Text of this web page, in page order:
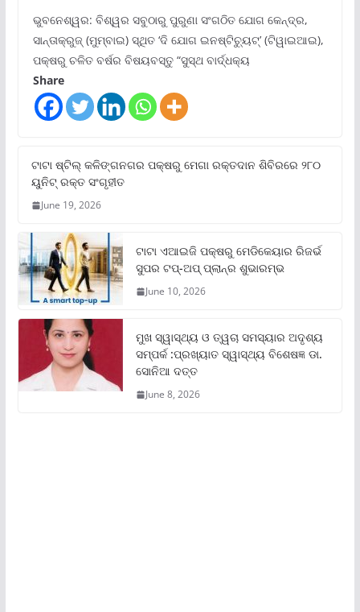
ଭୁବନେଶ୍ୱର: ବିଶ୍ୱର ସବୁଠାରୁ ପୁରୁଣା ସଂଗଠିତ ଯୋଗ କେନ୍ଦ୍ର,
ସାନ୍ତାକ୍ରୁଜ୍ (ମୁମ୍ବାଇ) ସ୍ଥିତ ‘ଦି ଯୋଗ ଇନଷ୍ଟିଚ୍ୟୁଟ୍‌’ (ଟିୱାଇଆଇ),
ପକ୍ଷରୁ ଚଳିତ ବର୍ଷର ବିଷୟବସ୍ତୁ “ସୁସ୍ଥ ବାର୍ଦ୍ଧକ୍ୟ
Share
ଟାଟା ଷ୍ଟିଲ୍‌ କଳିଙ୍ଗନଗର ପକ୍ଷରୁ ମେଗା ରକ୍ତଦାନ ଶିବିରରେ ୨୮୦
ୟୁନିଟ୍‌ ରକ୍ତ ସଂଗୃହୀତ
June 19, 2026
ଟାଟା ଏଆଇଜି ପକ୍ଷରୁ ମେଡିକେୟାର ରିଜର୍ଭ
ସୁପର ଟପ୍‌-ଅପ୍ ପ୍ଲାନ୍‌ର ଶୁଭାରମ୍ଭ
June 10, 2026
ମୁଖ ସ୍ୱାସ୍ଥ୍ୟ ଓ ତ୍ୱଚା ସମସ୍ୟାର ଅଦୃଶ୍ୟ
ସମ୍ପର୍କ :ପ୍ରଖ୍ୟାତ ସ୍ୱାସ୍ଥ୍ୟ ବିଶେଷଜ୍ଞ ଡା.
ସୋନିଆ ଦତ୍ତ
June 8, 2026